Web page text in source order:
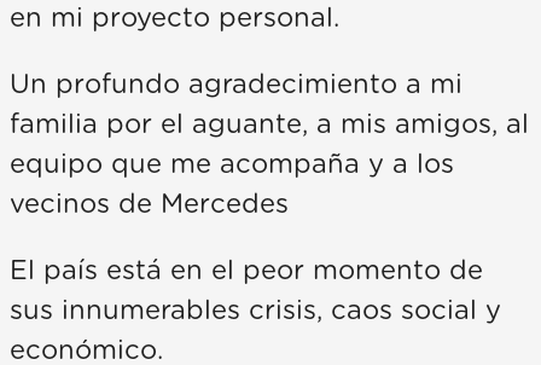
en mi proyecto personal.
Un profundo agradecimiento a mi
familia por el aguante, a mis amigos, al
equipo que me acompaña y a los
vecinos de Mercedes
El país está en el peor momento de
sus innumerables crisis, caos social y
económico.